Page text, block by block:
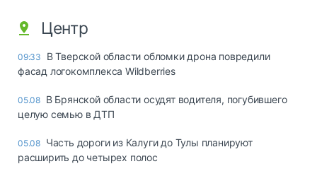
Центр
09:33
В Тверской области обломки дрона повредили
фасад логокомплекса Wildberries
05.08 В Брянской области осудят водителя, погубившего
целую семью в ДТП
05.08 Часть дороги из Калуги до Тулы планируют
расширить до четырех полос